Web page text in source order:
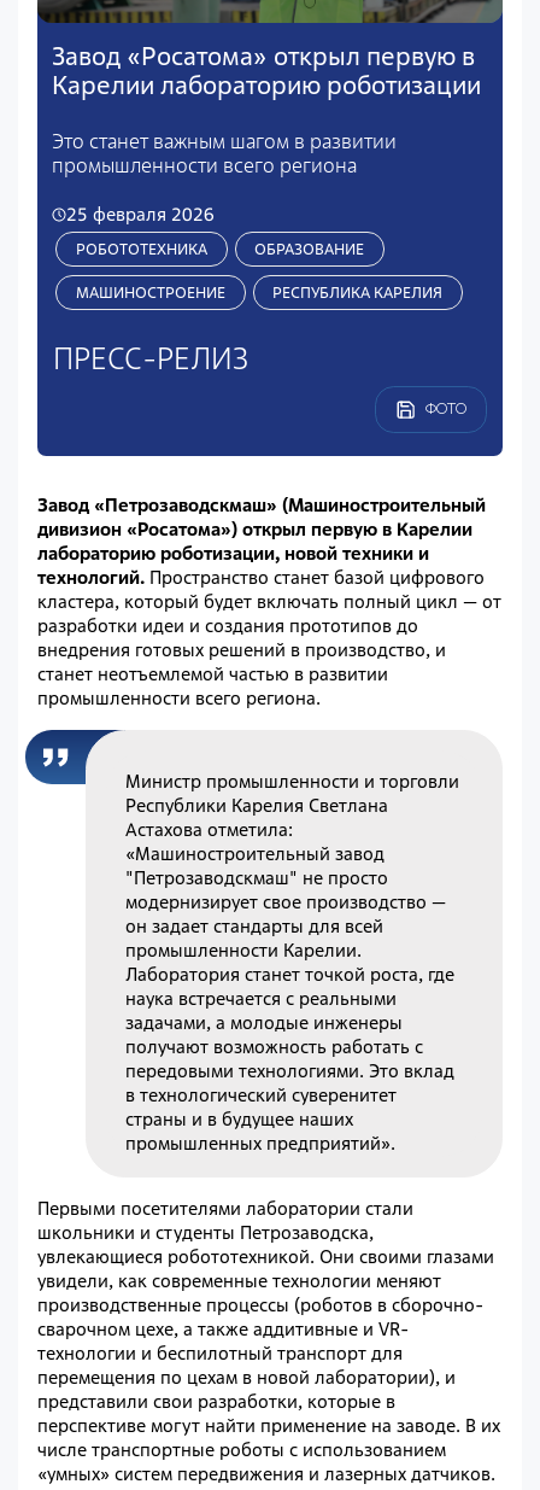
Завод «Росатома» открыл первую в
Карелии лабораторию роботизации
Это станет важным шагом в развитии
промышленности всего региона
25 февраля 2026
РОБОТОТЕХНИКА ОБРАЗОВАНИЕ
МАШИНОСТРОЕНИЕ РЕСПУБЛИКА КАРЕЛИЯ
ПРЕСС-РЕЛИЗ
ФОТО
Завод «Петрозаводскмаш» (Машиностроительный
дивизион «Росатома») открыл первую в Карелии
лабораторию роботизации, новой техники и
технологий. Пространство станет базой цифрового
кластера, который будет включать полный цикл — от
разработки идеи и создания прототипов до
внедрения готовых решений в производство, и
станет неотъемлемой частью в развитии
промышленности всего региона.
Министр промышленности и торговли
Республики Карелия Светлана
Астахова отметила:
«Машиностроительный завод
"Петрозаводскмаш" не просто
модернизирует свое производство —
он задает стандарты для всей
промышленности Карелии.
Лаборатория станет точкой роста, где
наука встречается с реальными
задачами, а молодые инженеры
получают возможность работать с
передовыми технологиями. Это вклад
в технологический суверенитет
страны и в будущее наших
промышленных предприятий».
Первыми посетителями лаборатории стали
школьники и студенты Петрозаводска,
увлекающиеся робототехникой. Они своими глазами
увидели, как современные технологии меняют
производственные процессы (роботов в сборочно-
сварочном цехе, а также аддитивные и VR-
технологии и беспилотный транспорт для
перемещения по цехам в новой лаборатории), и
представили свои разработки, которые в
перспективе могут найти применение на заводе. В их
числе транспортные роботы с использованием
«умных» систем передвижения и лазерных датчиков.